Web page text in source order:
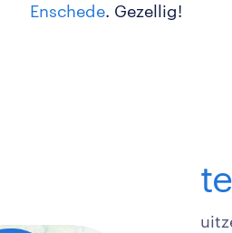
Enschede. Gezellig!